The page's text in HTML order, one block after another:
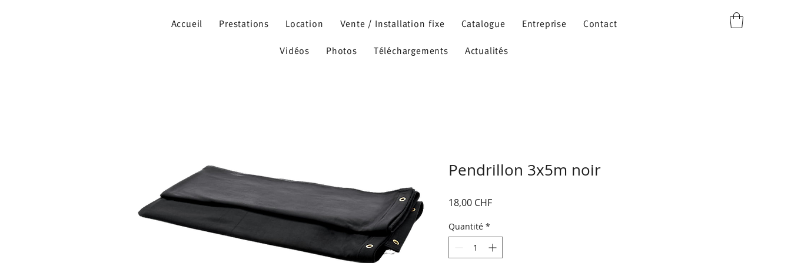
Accueil Prestations Location Vente / Installation fixe Catalogue Entreprise Contact
Vidéos Photos Téléchargements Actualités
Pendrillon 3x5m noir
18,00 CHFPrix
Quantité *